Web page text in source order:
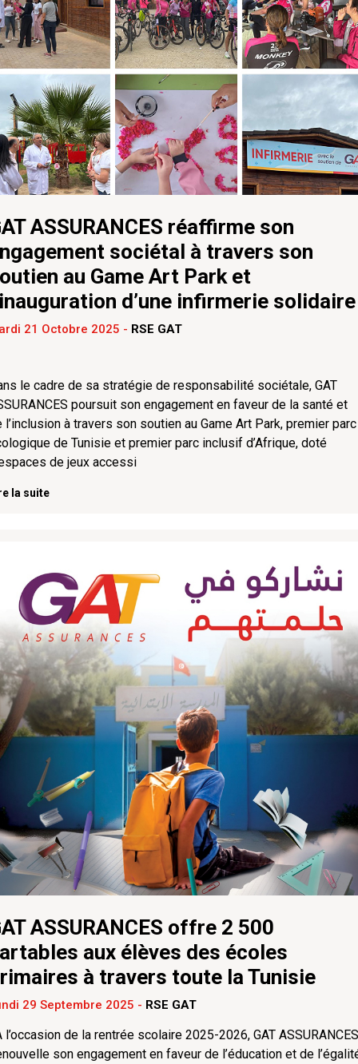
ASSURANCES réaffirme son
sociétal à travers son
au Game Art Park et
d’une infirmerie solidaire
21 Octobre 2025 - RSE GAT
le cadre de sa stratégie de responsabilité sociétale, GAT
poursuit son engagement en faveur de la santé et
l’inclusion à travers son soutien au Game Art Park, premier parc
de Tunisie et premier parc inclusif d’Afrique, doté
de jeux accessi
la suite
ASSURANCES offre 2 500
aux élèves des écoles
à travers toute la Tunisie
29 Septembre 2025 - RSE GAT
l’occasion de la rentrée scolaire 2025-2026, GAT ASSURANCES
son engagement en faveur de l’éducation et de